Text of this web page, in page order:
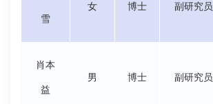
雪
女 博士 副研究员
肖本
益
男 博士 副研究员